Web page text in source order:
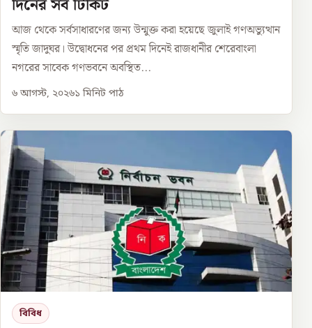
দিনের সব টিকিট
আজ থেকে সর্বসাধারণের জন্য উন্মুক্ত করা হয়েছে জুলাই গণঅভ্যুত্থান
স্মৃতি জাদুঘর। উদ্বোধনের পর প্রথম দিনেই রাজধানীর শেরেবাংলা
নগরের সাবেক গণভবনে অবস্থিত...
৬ আগস্ট, ২০২৬১ মিনিট পাঠ
বিবিধ